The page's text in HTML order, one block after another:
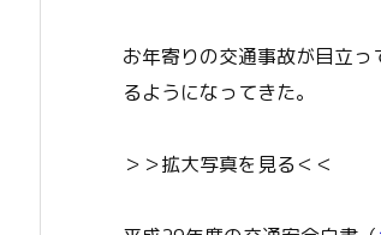
お年寄りの交通事故が目立
るようになってきた。
＞＞拡大写真を見る＜＜